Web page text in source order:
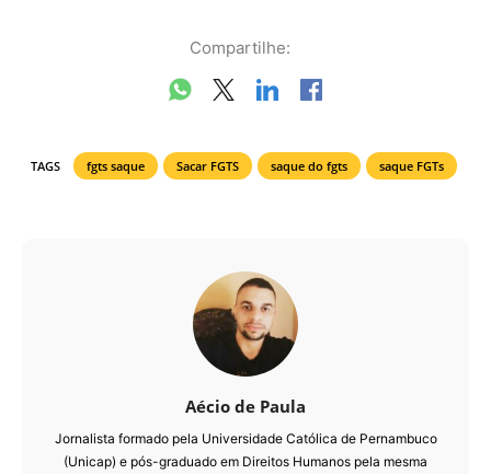
Compartilhe:
TAGS fgts saque Sacar FGTS saque do fgts saque FGTs
Aécio de Paula
Jornalista formado pela Universidade Católica de Pernambuco
(Unicap) e pós-graduado em Direitos Humanos pela mesma